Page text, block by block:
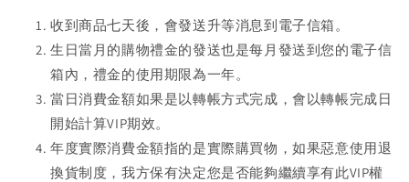
收到商品七天後，會發送升等消息到電子信箱。
生日當月的購物禮金的發送也是每月發送到您的電子信
箱內，禮金的使用期限為一年。
當日消費金額如果是以轉帳方式完成，會以轉帳完成日
開始計算VIP期效。
年度實際消費金額指的是實際購買物，如果惡意使用退
換貨制度，我方保有決定您是否能夠繼續享有此VIP權